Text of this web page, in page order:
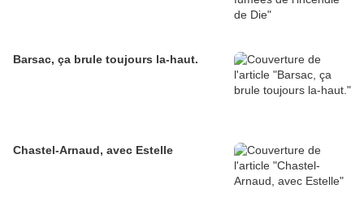
Barsac, ça brule toujours la-haut.
Chastel-Arnaud, avec Estelle